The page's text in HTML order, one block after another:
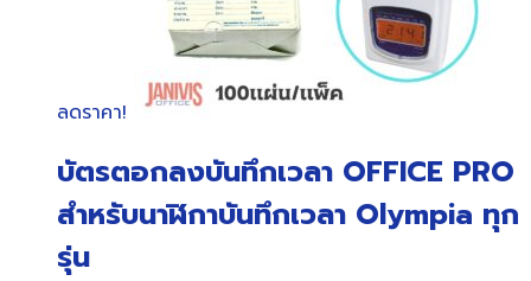
ลดราคา!
บัตรตอกลงบันทึกเวลา OFFICE PRO
สำหรับนาฬิกาบันทึกเวลา Olympia ทุก
รุ่น